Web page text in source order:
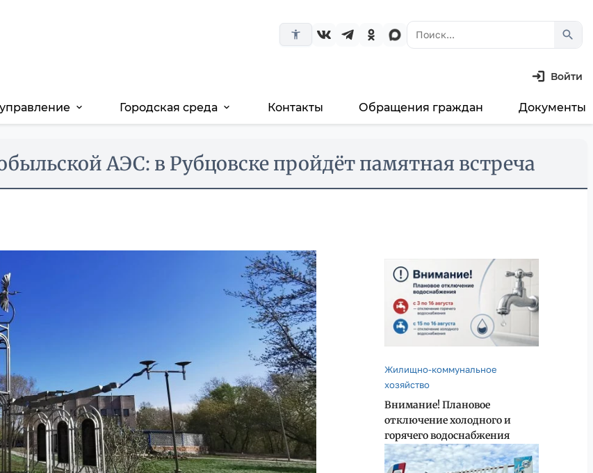
accessibility_new search
Войти
expand_more Городская среда expand_more Контакты Обращения граждан Документы
АЭС: в Рубцовске пройдёт памятная встреча
Жилищно-коммунальное
хозяйство
Внимание! Плановое
отключение холодного и
горячего водоснабжения